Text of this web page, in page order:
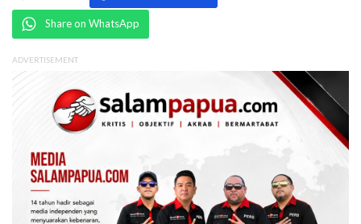
Share on WhatsApp
ADVERTISEMENT